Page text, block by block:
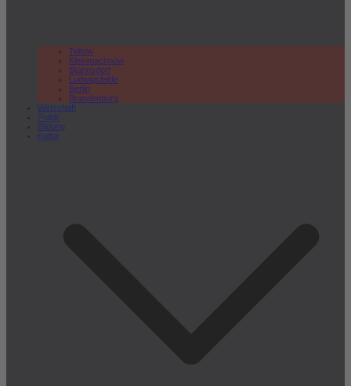
Teltow
Kleinmachnow
Stahnsdorf
Ludwigsfelde
Berlin
Brandenburg
Wirtschaft
Politik
Bildung
Kultur